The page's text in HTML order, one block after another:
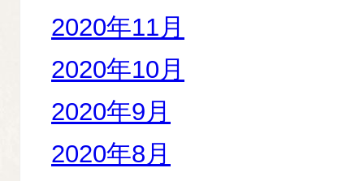
2020年11月
2020年10月
2020年9月
2020年8月